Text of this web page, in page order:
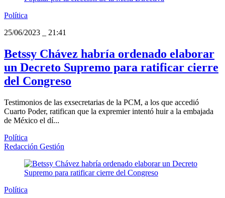
Política
25/06/2023
21:41
Betssy Chávez habría ordenado elaborar
un Decreto Supremo para ratificar cierre
del Congreso
Testimonios de las exsecretarias de la PCM, a los que accedió
Cuarto Poder, ratifican que la expremier intentó huir a la embajada
de México el dí...
Política
Redacción Gestión
Política